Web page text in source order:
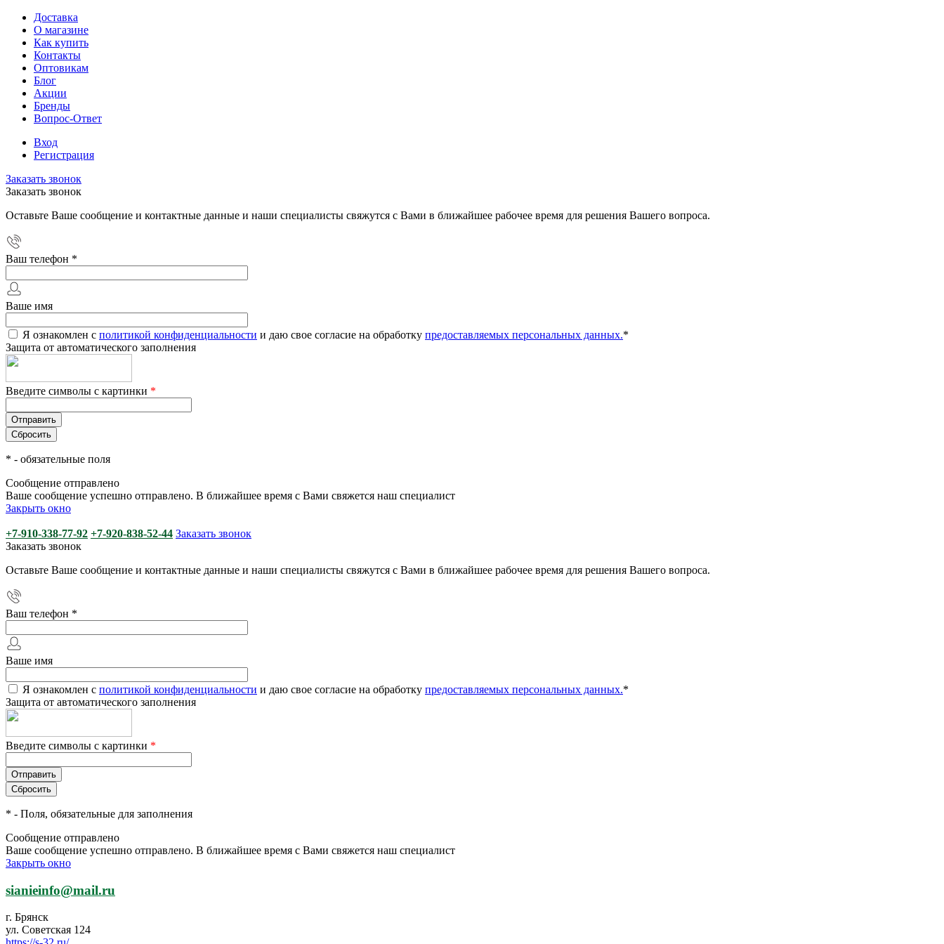
Доставка
О магазине
Как купить
Контакты
Оптовикам
Блог
Акции
Бренды
Вопрос-Ответ
Вход
Регистрация
Заказать звонок
Заказать звонок
Оставьте Ваше сообщение и контактные данные и наши специалисты свяжутся с Вами в ближайшее рабочее время для решения Вашего вопроса.
Ваш телефон *
Ваше имя
Я ознакомлен с политикой конфиденциальности и даю свое согласие на обработку предоставляемых персональных данных.*
Защита от автоматического заполнения
Введите символы с картинки *
* - обязательные поля
Сообщение отправлено
Ваше сообщение успешно отправлено. В ближайшее время с Вами свяжется наш специалист
Закрыть окно
+7-910-338-77-92 +7-920-838-52-44 Заказать звонок
Заказать звонок
Оставьте Ваше сообщение и контактные данные и наши специалисты свяжутся с Вами в ближайшее рабочее время для решения Вашего вопроса.
Ваш телефон *
Ваше имя
Я ознакомлен с политикой конфиденциальности и даю свое согласие на обработку предоставляемых персональных данных.*
Защита от автоматического заполнения
Введите символы с картинки *
* - Поля, обязательные для заполнения
Сообщение отправлено
Ваше сообщение успешно отправлено. В ближайшее время с Вами свяжется наш специалист
Закрыть окно
sianieinfo@mail.ru
г. Брянск
ул. Советская 124